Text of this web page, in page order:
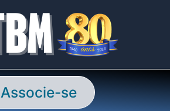
Associe-se